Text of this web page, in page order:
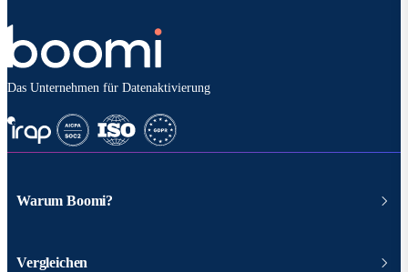
Das Unternehmen für Datenaktivierung
Warum Boomi?
Vergleichen